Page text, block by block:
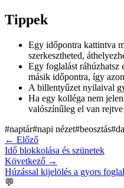
Tippek
Egy időpontra kattintva
szerkesztheted,
Egy foglalást ráhúzhatsz
másik időpontra, így
A billentyűzet nyilaival
Ha egy kolléga nem
valószínűleg el van
#naptár#napi nézet#beosztás#
← Előző
Idő blokkolása és szünetek
Következő →
Húzással kijelölés a gyors
💬